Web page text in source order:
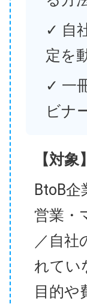
✓ 自
定を
✓ 一
ビナ
【対象】
BtoB
営業・
／自社
れてい
目的や